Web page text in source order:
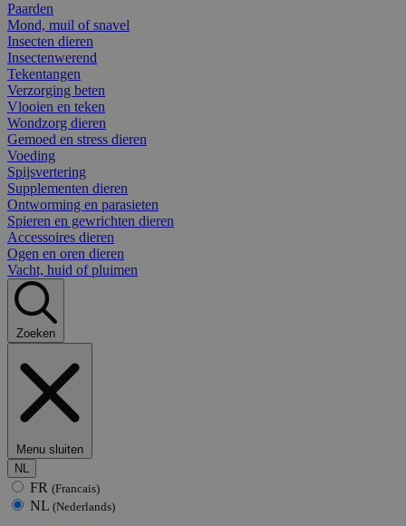
Paarden
Mond, muil of snavel
Insecten dieren
Insectenwerend
Tekentangen
Verzorging beten
Vlooien en teken
Wondzorg dieren
Gemoed en stress dieren
Voeding
Spijsvertering
Supplementen dieren
Ontworming en parasieten
Spieren en gewrichten dieren
Accessoires dieren
Ogen en oren dieren
Vacht, huid of pluimen
Zoeken
Menu sluiten
NL
FR (Francais)
NL (Nederlands)